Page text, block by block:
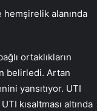
alanında
ortaklıkların
belirledi. Artan
yansıtıyor. UTI
kısaltması altında